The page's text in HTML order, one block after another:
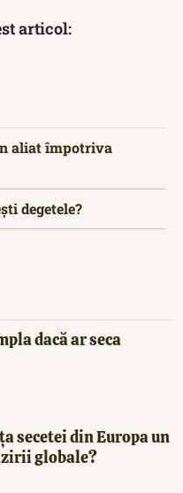
articol:
aliat împotriva
degetele?
dacă ar seca
secetei din Europa un
globale?